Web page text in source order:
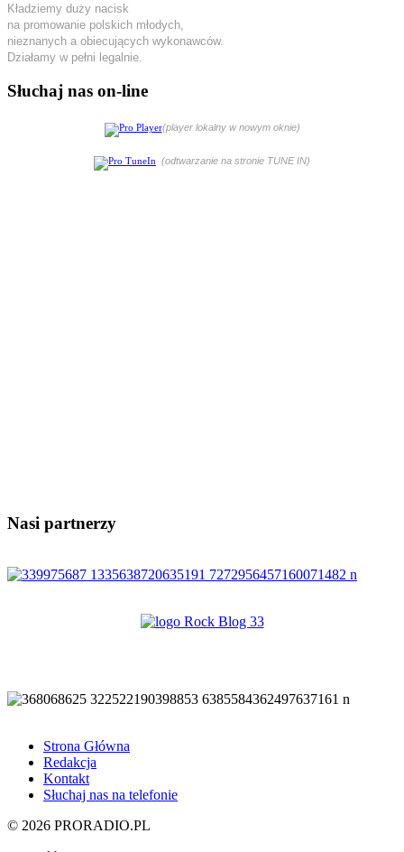
Kładziemy duży nacisk
na promowanie polskich młodych,
nieznanych a obiecujących wykonawców.
Działamy w pełni legalnie.
Słuchaj nas on-line
(player lokalny w nowym oknie)
(odtwarzanie na stronie TUNE IN)
Nasi partnerzy
Strona Główna
Redakcja
Kontakt
Słuchaj nas na telefonie
© 2026 PRORADIO.PL